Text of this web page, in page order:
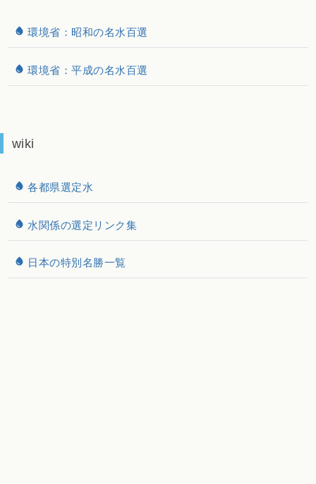
環境省：昭和の名水百選
環境省：平成の名水百選
wiki
各都県選定水
水関係の選定リンク集
日本の特別名勝一覧